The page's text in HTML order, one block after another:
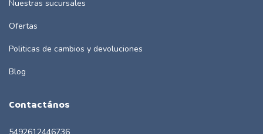
Nuestras sucursales
Ofertas
Politicas de cambios y devoluciones
Blog
Contactános
5492612446736